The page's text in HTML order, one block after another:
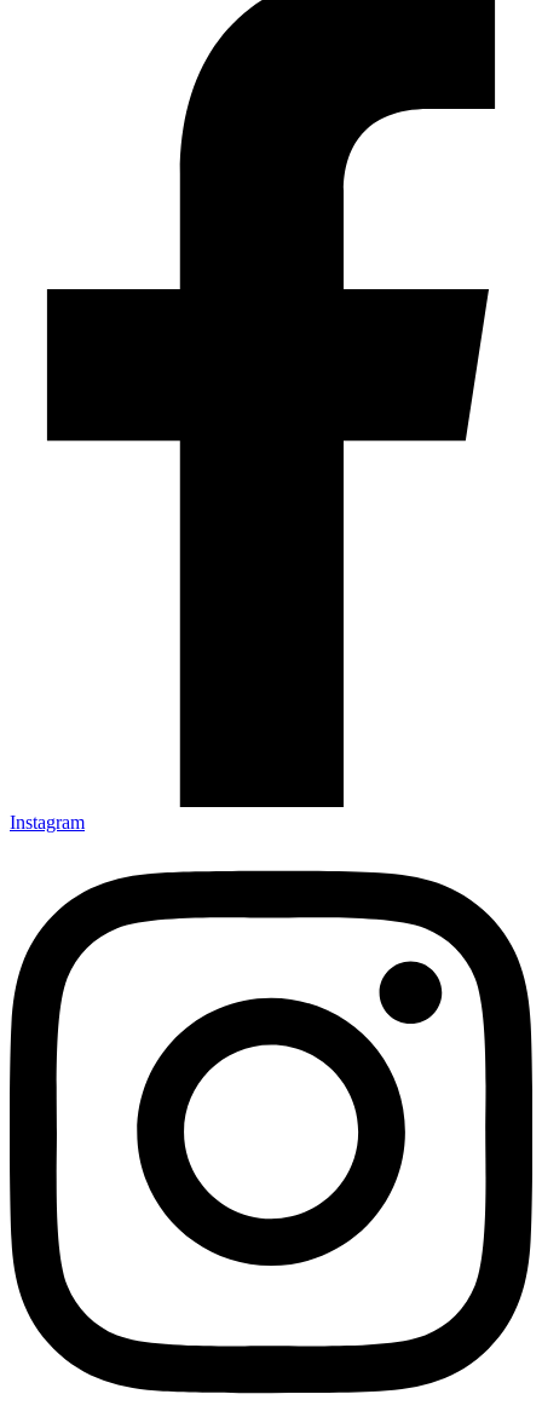
Instagram